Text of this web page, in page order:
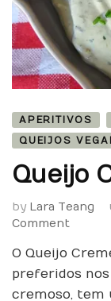
ao
clima
palato
época
APERITIVOS
QUEIJOS
Queijo
by Lara Teang
Comment
Creme
de
Tofu
O Queijo
preferidos
cremoso, tem